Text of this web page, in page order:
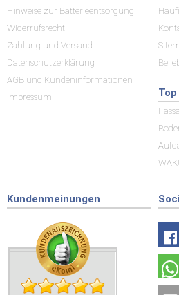
Hinweise zur Batterieentsorgung
Widerrufsrecht
Zahlung und Versand
Datenschutzerklärung
AGB und Kundeninformationen
Impressum
Kundenmeinungen